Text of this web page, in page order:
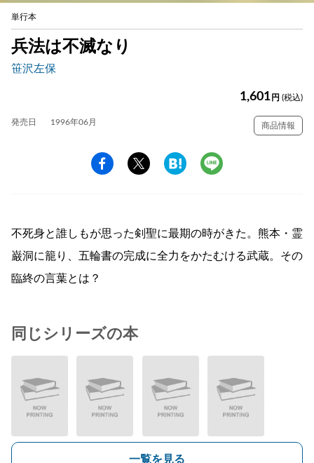
単行本
兵法は不滅なり
笹沢左保
1,601 円 (税込)
発売日 1996年06月 商品情報
不死身と誰しもが思った剣聖に最期の時がきた。熊本・霊
巌洞に籠り、五輪書の完成に全力をかたむける武蔵。その
臨終の言葉とは？
同じシリーズの本
一覧を見る